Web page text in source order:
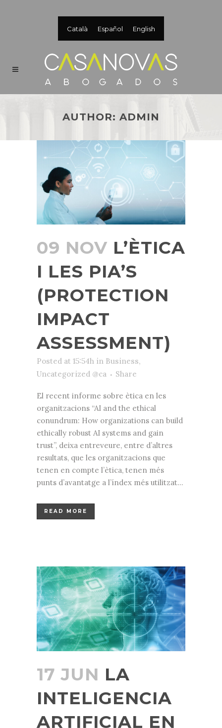
Català Español English
AUTHOR: ADMIN
09 NOV L’ÈTICA
I LES PIA’S
(PROTECTION
IMPACT
ASSESSMENT)
Posted at 15:54h in Business,
Uncategorized @ca
Share
El recent informe sobre ètica en les
organitzacions “AI and the ethical
conundrum: How organizations can build
ethically robust AI systems and gain
trust”, deixa entreveure, entre d’altres
resultats, que les organitzacions que
tenen en compte l’ètica, tenen més
punts d’avantatge a l’índex més utilitzat...
READ MORE
17 JUN LA
INTELIGENCIA
ARTIFICIAL EN